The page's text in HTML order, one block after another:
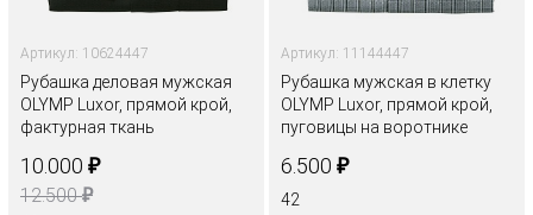
Артикул: 10624447
Рубашка деловая мужская
OLYMP Luxor, прямой крой,
фактурная ткань
10.000 ₽
12.500₽
Артикул: 11144447
Рубашка мужская в клетку
OLYMP Luxor, прямой крой,
пуговицы на воротнике
6.500 ₽
42